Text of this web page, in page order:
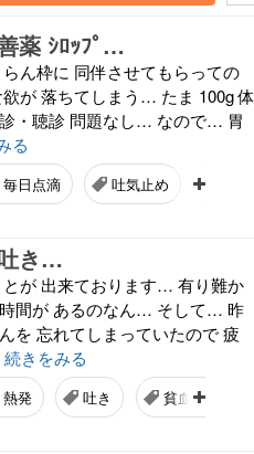
薬 ｼﾛｯﾌﾟ…
ん枠に 同伴させてもらっての
が 落ちてしまう… たま 100g 体
・聴診 問題なし… なので… 胃
る
毎日点滴 吐気止め
き…
が 出来ております… 有り難か
間が あるのなん… そして… 昨
を 忘れてしまっていたので 疲
続きをみる
熱発 吐き 貧血改善